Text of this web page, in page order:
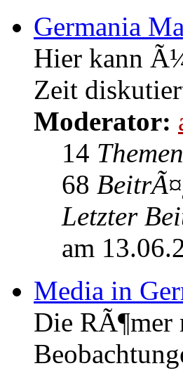
Germania
Hier kann
Zeit
Moderator:
14 Themen
68
Letzter
am
Media in
Die RÃ¶mer